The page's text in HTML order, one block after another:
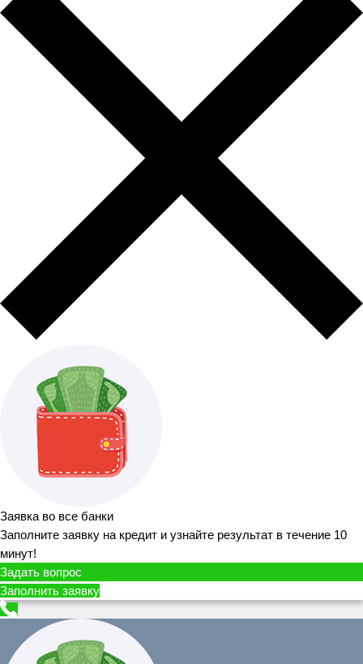
Заявка во все банки
Заполните заявку на кредит и узнайте результат в течение 10
минут!
Задать вопрос
Заполнить заявку